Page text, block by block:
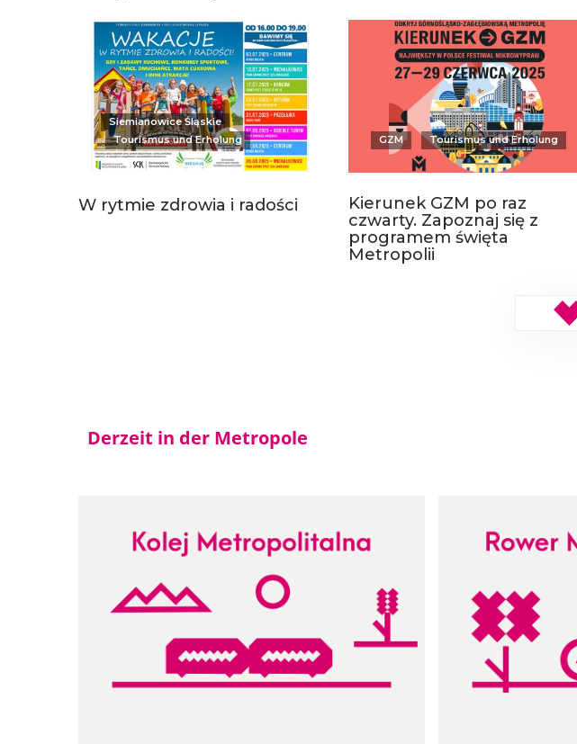
Siemianowice Śląskie
Tourismus und Erholung
W rytmie zdrowia i radości
GZM Tourismus und Erholung
Kierunek GZM po raz
czwarty. Zapoznaj się z
programem święta
Metropolii
Derzeit in der Metropole